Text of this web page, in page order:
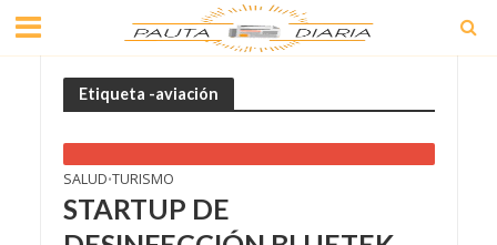
Etiqueta -aviación
SALUD•TURISMO
STARTUP DE